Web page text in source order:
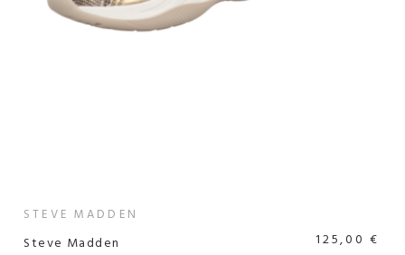
STEVE MADDEN
Steve Madden 125,00 €